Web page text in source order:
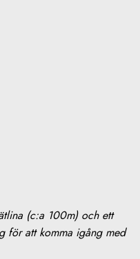
(c:a 100m) och ett
för att komma igång med